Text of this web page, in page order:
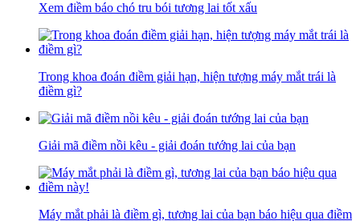
Xem điềm báo chó tru bói tương lai tốt xấu
Trong khoa đoán điềm giải hạn, hiện tượng máy mắt trái là
điềm gì?
Giải mã điềm nồi kêu - giải đoán tướng lai của bạn
Máy mắt phải là điềm gì, tương lai của bạn báo hiệu qua điềm